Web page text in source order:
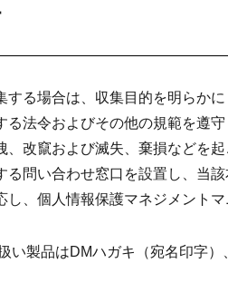
する場合は、収集目的を明らか
る法令およびその他の規範を遵
、改竄および滅失、棄損などを
る問い合わせ窓口を設置し、当
し、個人情報保護マネジメント
い製品はDMハガキ（宛名印字